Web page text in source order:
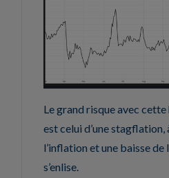
Le grand risque avec cette
est celui d’une stagflation,
l’inflation et une baisse
s’enlise.